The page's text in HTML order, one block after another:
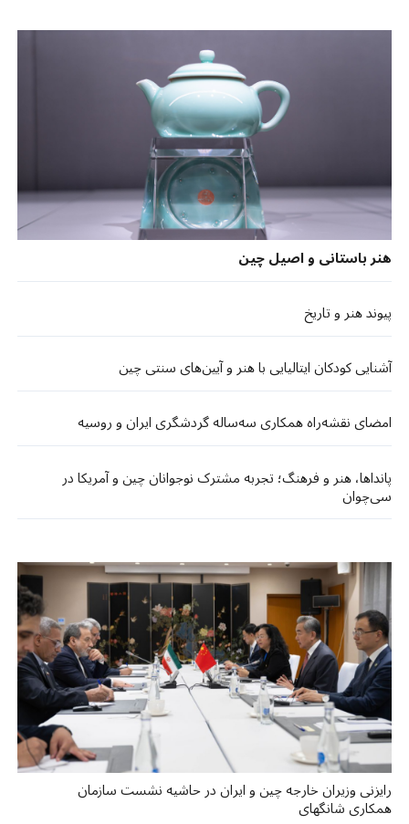
هنر باستانی و اصیل چین
پیوند هنر و تاریخ
آشنایی کودکان ایتالیایی با هنر و آیین‌های سنتی چین
امضای نقشه‌راه همکاری سه‌ساله گردشگری ایران و روسیه
پانداها، هنر و فرهنگ؛ تجربه مشترک نوجوانان چین و آمریکا در
سی‌چوان
رایزنی وزیران خارجه چین و ایران در حاشیه نشست سازمان
همکاری شانگهای